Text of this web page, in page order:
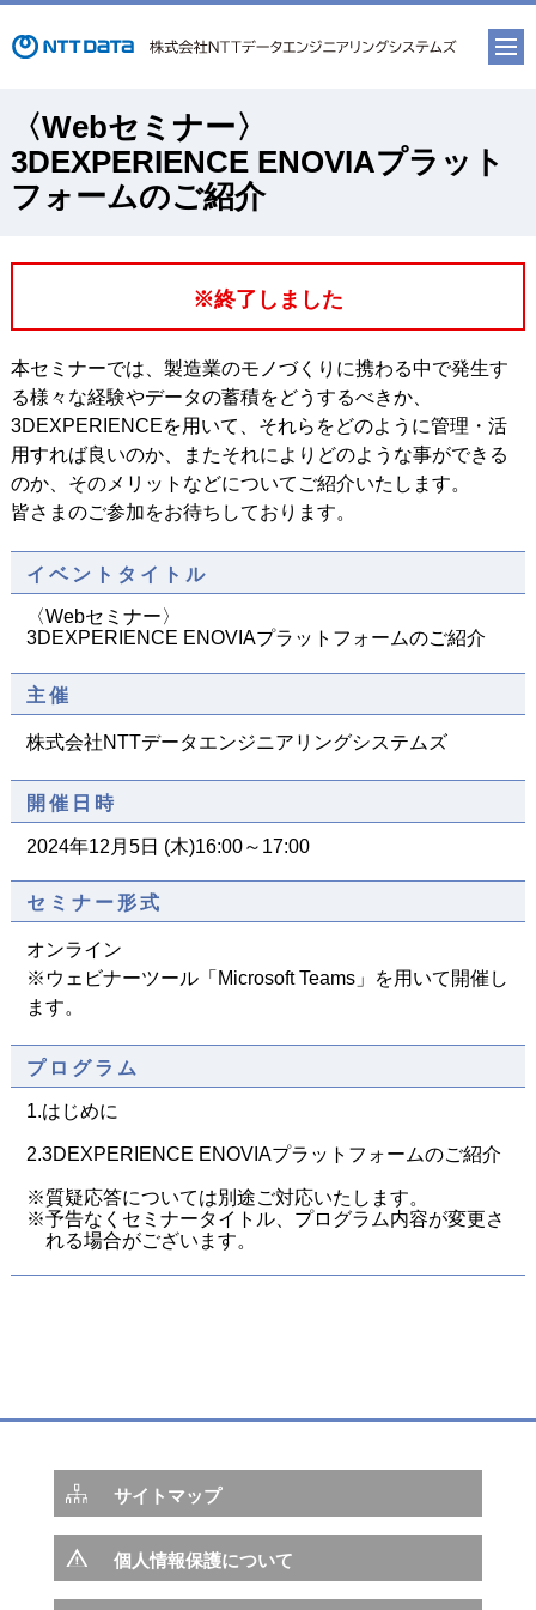
〈Webセミナー〉
3DEXPERIENCE ENOVIAプラット
フォームのご紹介
※終了しました
本セミナーでは、製造業のモノづくりに携わる中で発生す
る様々な経験やデータの蓄積をどうするべきか、
3DEXPERIENCEを用いて、それらをどのように管理・活
用すれば良いのか、またそれによりどのような事ができる
のか、そのメリットなどについてご紹介いたします。
皆さまのご参加をお待ちしております。
イベントタイトル
〈Webセミナー〉
3DEXPERIENCE ENOVIAプラットフォームのご紹介
主催
株式会社NTTデータエンジニアリングシステムズ
開催日時
2024年12月5日 (木)16:00～17:00
セミナー形式
オンライン
※ウェビナーツール「Microsoft Teams」を用いて開催し
ます。
プログラム
1.はじめに
2.3DEXPERIENCE ENOVIAプラットフォームのご紹介
※質疑応答については別途ご対応いたします。
※予告なくセミナータイトル、プログラム内容が変更さ
れる場合がございます。
サイトマップ
個人情報保護について